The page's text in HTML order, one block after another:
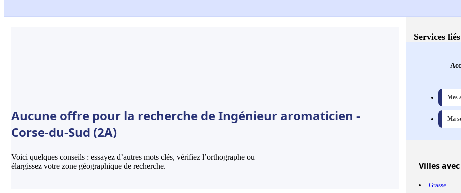
Aucune offre pour la recherche de Ingénieur aromaticien -
Corse-du-Sud (2A)
Voici quelques conseils : essayez d’autres mots clés, vérifiez l’orthographe ou
élargissez votre zone géographique de recherche.
Services
Mes
Ma
Villes
Grasse